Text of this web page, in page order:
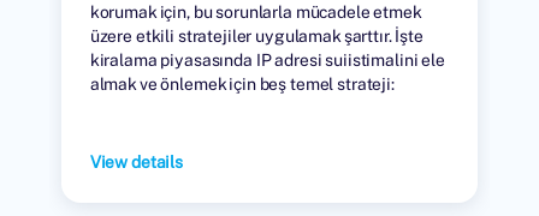
korumak için, bu sorunlarla mücadele etmek
üzere etkili stratejiler uygulamak şarttır. İşte
kiralama piyasasında IP adresi suiistimalini ele
almak ve önlemek için beş temel strateji:
View details